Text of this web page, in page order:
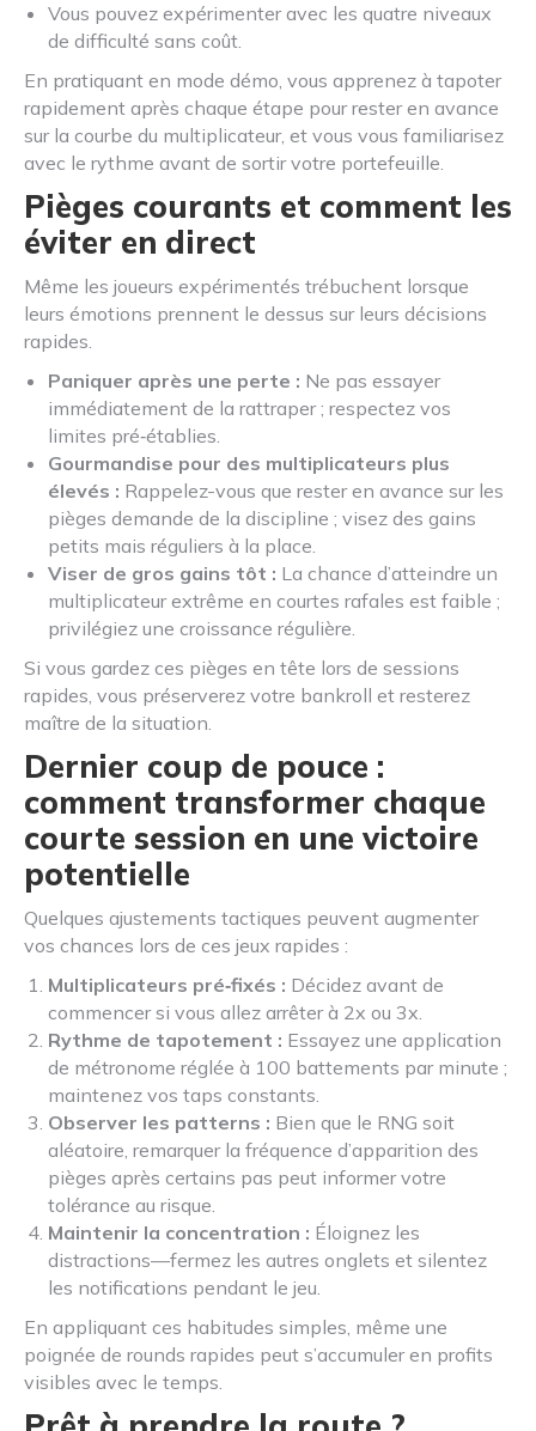
Vous pouvez expérimenter avec les quatre niveaux
de difficulté sans coût.
En pratiquant en mode démo, vous apprenez à tapoter
rapidement après chaque étape pour rester en avance
sur la courbe du multiplicateur, et vous vous familiarisez
avec le rythme avant de sortir votre portefeuille.
Pièges courants et comment les
éviter en direct
Même les joueurs expérimentés trébuchent lorsque
leurs émotions prennent le dessus sur leurs décisions
rapides.
Paniquer après une perte : Ne pas essayer
immédiatement de la rattraper ; respectez vos
limites pré‑établies.
Gourmandise pour des multiplicateurs plus
élevés : Rappelez-vous que rester en avance sur les
pièges demande de la discipline ; visez des gains
petits mais réguliers à la place.
Viser de gros gains tôt : La chance d’atteindre un
multiplicateur extrême en courtes rafales est faible ;
privilégiez une croissance régulière.
Si vous gardez ces pièges en tête lors de sessions
rapides, vous préserverez votre bankroll et resterez
maître de la situation.
Dernier coup de pouce :
comment transformer chaque
courte session en une victoire
potentielle
Quelques ajustements tactiques peuvent augmenter
vos chances lors de ces jeux rapides :
Multiplicateurs pré‑fixés : Décidez avant de
commencer si vous allez arrêter à 2x ou 3x.
Rythme de tapotement : Essayez une application
de métronome réglée à 100 battements par minute ;
maintenez vos taps constants.
Observer les patterns : Bien que le RNG soit
aléatoire, remarquer la fréquence d’apparition des
pièges après certains pas peut informer votre
tolérance au risque.
Maintenir la concentration : Éloignez les
distractions—fermez les autres onglets et silentez
les notifications pendant le jeu.
En appliquant ces habitudes simples, même une
poignée de rounds rapides peut s’accumuler en profits
visibles avec le temps.